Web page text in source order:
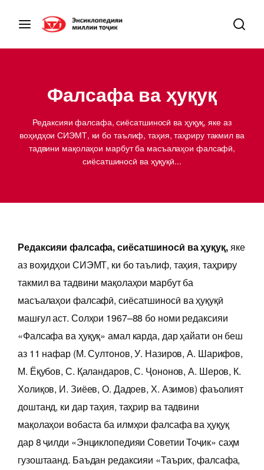
Фалсафа ва ҳуқуқ
Редаксияи фалсафа, сиёсатшиносӣ ва ҳуқуқ, яке аз
воҳидҳои СИЭМТ, ки бо таълиф, таҳия, таҳриру такмил ва
тадвини мақолаҳои марбут ба масъалаҳои фалсафӣ,
сиёсатшиносӣ ва ҳуқуқӣ...
Редаксияи фалсафа, сиёсатшиносӣ ва ҳуқуқ,яке
аз воҳидҳои СИЭМТ, ки бо таълиф, таҳия, таҳриру
такмил ва тадвини мақолаҳои марбут ба
масъалаҳои фалсафӣ, сиёсатшиносӣ ва ҳуқуқӣ
машғул аст. Солҳои 1967–88 бо номи редаксияи
«Фалсафа ва ҳуқуқ» амал карда, дар ҳайати он беш
аз 11 нафар (М. Султонов, У. Назиров, А. Шарифов,
М. Ёқубов, С. Қаландаров, С. Ҷононов, А. Шеров, К.
Холиқов, И. Зиёев, О. Дадоев, Х. Азимов) фаъолият
доштанд, ки дар таҳия, таҳрир ва тадвини
мақолаҳои вобаста ба илмҳои фалсафа ва ҳуқуқ
дар 8 ҷилди «Энциклопедияи Советии Тоҷик» саҳм
гузоштаанд. Баъдан редаксияи «Таърих, фалсафа,